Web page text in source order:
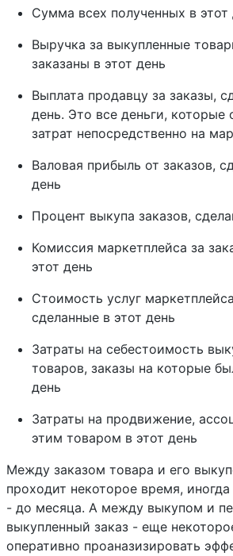
Сумма всех полученных в этот
Выручка за выкупленные
заказаны в этот день
Выплата продавцу за заказы,
день. Это все деньги, которые
затрат непосредственно на
Валовая прибыль от заказов,
день
Процент выкупа заказов,
Комиссия маркетплейса за
этот день
Стоимость услуг
сделанные в этот день
Затраты на себестоимость
товаров, заказы на которые
день
Затраты на продвижение,
этим товаром в этот день
Между заказом товара и его
проходит некоторое время,
- до месяца. А между выкупом и
выкупленный заказ - еще
оперативно проаназизировать